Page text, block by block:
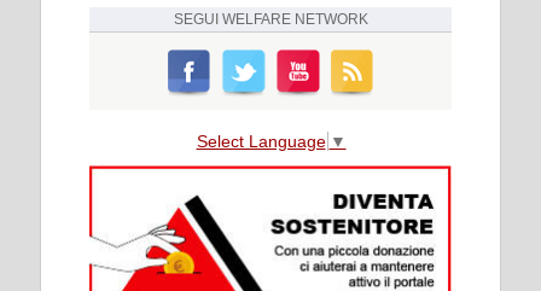
SEGUI WELFARE NETWORK
Select Language ▼